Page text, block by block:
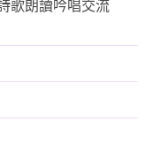
歌朗讀吟唱交流